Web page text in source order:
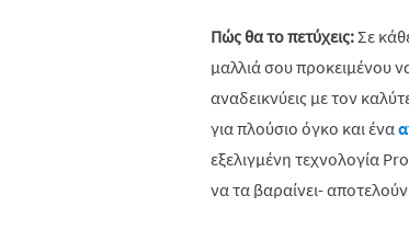
Πώς θα το πετύχεις:Σε
μαλλιά σου προκειμένου
αναδεικνύεις με τον
για πλούσιο όγκο και ένα
εξελιγμένη τεχνολογία
να τα βαραίνει-